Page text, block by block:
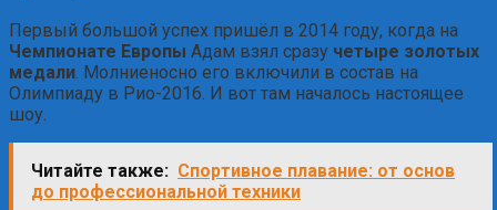
Первый большой успех пришёл в 2014 году, когда на
Чемпионате Европы Адам взял сразу четыре золотых
медали. Молниеносно его включили в состав на
Олимпиаду в Рио-2016. И вот там началось настоящее
шоу.
Читайте также: Спортивное плавание: от основ
до профессиональной техники